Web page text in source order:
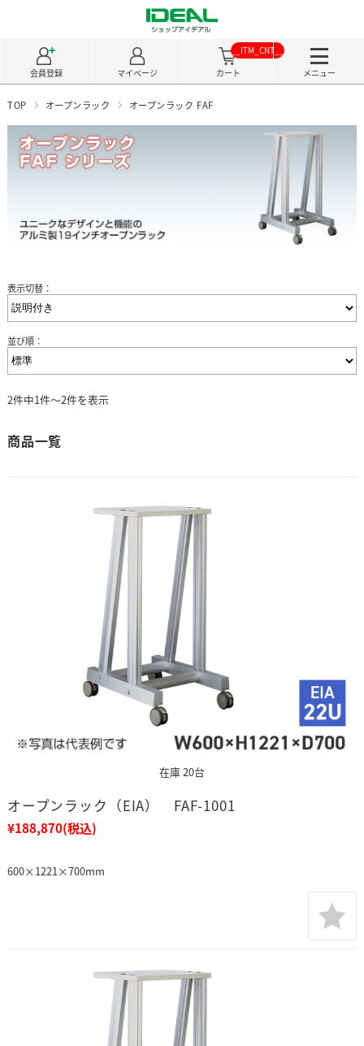
会員登録 マイページ カート
__ITM_CNT__
メニュー
TOP オープンラック オープンラック FAF
表示切替：
並び順：
2件中1件～2件を表示
商品一覧
在庫 20台
オープンラック（EIA） FAF-1001
¥188,870(税込)
600×1221×700mm